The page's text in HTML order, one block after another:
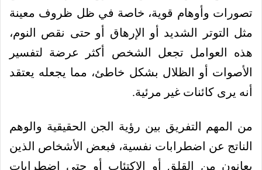
تصورات وأوهام قوية، خاصة في ظل ظروف معينة
مثل التوتر الشديد أو الإرهاق أو حتى نقص النوم،
هذه العوامل تجعل الشخص أكثر عرضة لتفسير
الأصوات أو الظلال بشكل خاطئ، مما يجعله يعتقد
أنه يرى كائنات غير مرئية.
من المهم التفريق بين رؤية الجن الحقيقية والوهم
الناتج عن اضطرابات نفسية، فبعض الأشخاص الذين
يعانون من القلق أو الاكتئاب أو حتى اضطرابات